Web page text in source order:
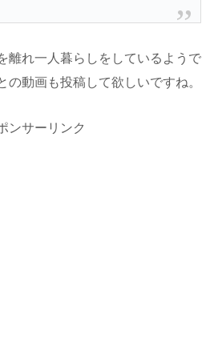
離れ一人暮らしをしているようで
の動画も投稿して欲しいですね。
ンサーリンク